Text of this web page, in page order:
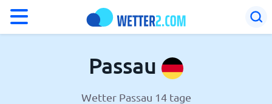
Wetter in Passau
Passau
Wetter Passau 14 tage